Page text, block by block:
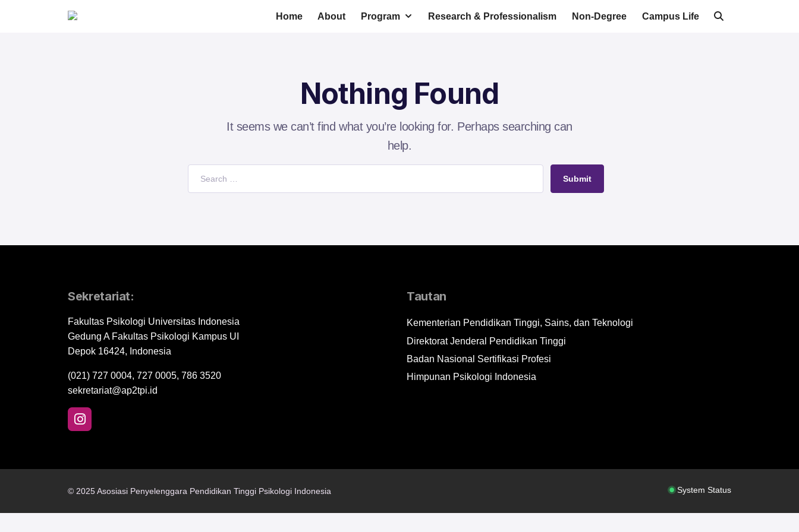
Home About Program Research & Professionalism Non-Degree Campus Life
Nothing Found
It seems we can’t find what you’re looking for. Perhaps searching can
help.
Submit
Sekretariat:
Fakultas Psikologi Universitas Indonesia
Gedung A Fakultas Psikologi Kampus UI
Depok 16424, Indonesia
(021) 727 0004, 727 0005, 786 3520
sekretariat@ap2tpi.id
Tautan
Kementerian Pendidikan Tinggi, Sains, dan Teknologi
Direktorat Jenderal Pendidikan Tinggi
Badan Nasional Sertifikasi Profesi
Himpunan Psikologi Indonesia
© 2025 Asosiasi Penyelenggara Pendidikan Tinggi Psikologi Indonesia System Status